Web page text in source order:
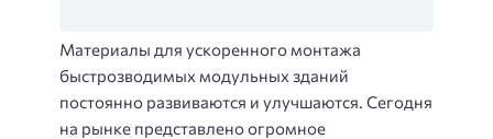
Материалы для ускоренного монтажа
быстрозводимых модульных зданий
постоянно развиваются и улучшаются. Сегодня
на рынке представлено огромное